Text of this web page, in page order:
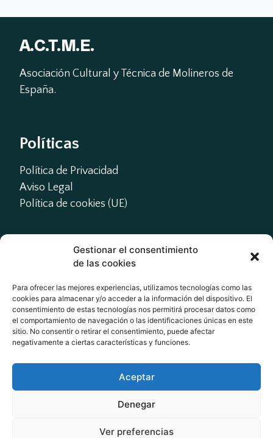
Gestionar el consentimiento
de las cookies
Para ofrecer las mejores experiencias, utilizamos tecnologías como las
cookies para almacenar y/o acceder a la información del dispositivo. El
consentimiento de estas tecnologías nos permitirá procesar datos como
el comportamiento de navegación o las identificaciones únicas en este
sitio. No consentir o retirar el consentimiento, puede afectar
negativamente a ciertas características y funciones.
Aceptar
Denegar
Ver preferencias
A.C.T.M.E.
Asociación Cultural y Técnica de Molineros de
España.
Políticas
Política de Privacidad
Aviso Legal
Política de cookies (UE)
Contacto
presidente@actme.es
administracion@actme.es
+34 647 66 63 18
Redes Sociales